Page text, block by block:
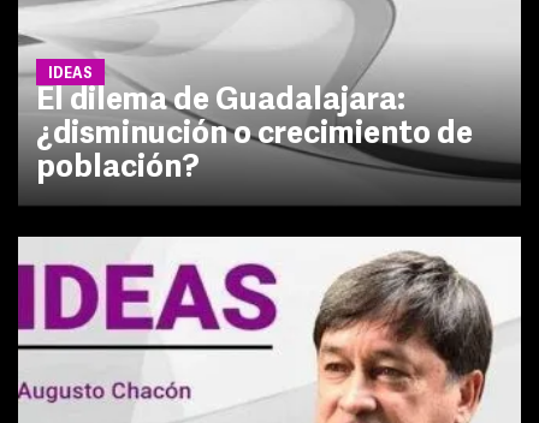
IDEAS
El dilema de Guadalajara:
¿disminución o crecimiento de
población?